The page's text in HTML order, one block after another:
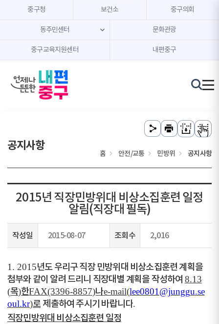
본문 내용 바로가기
주메뉴 바로가기
중구청 보건소 중구의회
동주민센터 문화관광
중구교육지원센터 내편중구
공지사항
홈 안전/교통 민방위 공지사항
2015년 직장민방위대 비상소집훈련 일정
알림(직장대 필독)
작성일 2015-08-07 조회수 2,016
1. 2015년도 우리구 직장 민방위대 비상소집훈련 계획을
첨부와 같이 알려 드리니 직장대별 계획을 작성하여 8.13
(목)한FAX(3396-8857)나e-mail(lee0801@junggu.se
oul.kr)로 제출하여 주시기 바랍니다.
직장민방위대 비상소집훈련 일정